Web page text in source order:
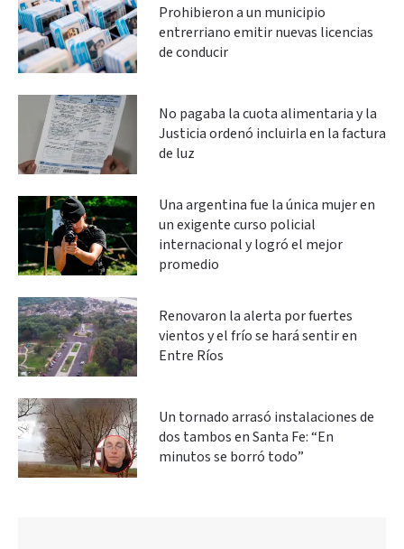
Prohibieron a un municipio
entrerriano emitir nuevas licencias
de conducir
No pagaba la cuota alimentaria y la
Justicia ordenó incluirla en la factura
de luz
Una argentina fue la única mujer en
un exigente curso policial
internacional y logró el mejor
promedio
Renovaron la alerta por fuertes
vientos y el frío se hará sentir en
Entre Ríos
Un tornado arrasó instalaciones de
dos tambos en Santa Fe: “En
minutos se borró todo”